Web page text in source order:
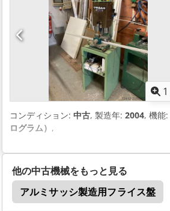
1
コンディション: 中古, 製造年: 2004, 機能:
ログラム） ,
他の中古機械をもっと見る
アルミサッシ製造用フライス盤